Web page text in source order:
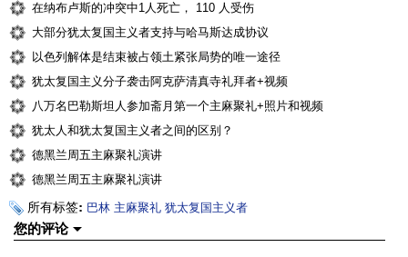
在纳布卢斯的冲突中1人死亡， 110 人受伤
大部分犹太复国主义者支持与哈马斯达成协议
以色列解体是结束被占领土紧张局势的唯一途径
犹太复国主义分子袭击阿克萨清真寺礼拜者+视频
八万名巴勒斯坦人参加斋月第一个主麻聚礼+照片和视频
犹太人和犹太复国主义者之间的区别？
德黑兰周五主麻聚礼演讲
德黑兰周五主麻聚礼演讲
所有标签: 巴林 主麻聚礼 犹太复国主义者
您的评论